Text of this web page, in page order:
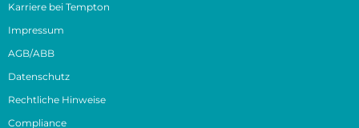
Karriere bei Tempton
Impressum
AGB/ABB
Datenschutz
Rechtliche Hinweise
Compliance